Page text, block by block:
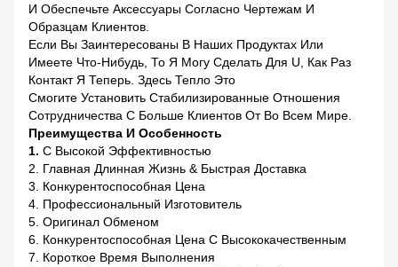
И Обеспечьте Аксессуары Согласно Чертежам И
Образцам Клиентов.
Если Вы Заинтересованы В Наших Продуктах Или
Имеете Что-Нибудь, То Я Могу Сделать Для U, Как Раз
Контакт Я Теперь. Здесь Тепло Это
Смогите Установить Стабилизированные Отношения
Сотрудничества С Больше Клиентов От Во Всем Мире.
Преимущества И Особенность
1. С Высокой Эффективностью
2. Главная Длинная Жизнь & Быстрая Доставка
3. Конкурентоспособная Цена
4. Профессиональный Изготовитель
5. Оригинал Обменом
6. Конкурентоспособная Цена С Высококачественным
7. Короткое Время Выполнения